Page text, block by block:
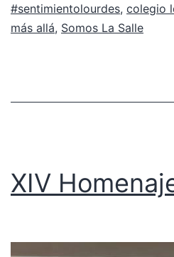
#sentimientolourdes, colegio
más allá, Somos La Salle
XIV